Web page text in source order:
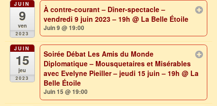
JUIN
9
ven
2023
À contre-courant – Dîner-spectacle –
vendredi 9 juin 2023 – 19h@ La Belle Étoile
Juin 9 @ 19:00
JUIN
15
jeu
2023
Soirée Débat Les Amis du Monde
Diplomatique – Mousquetaires et Misérables
avec Evelyne Pieiller – jeudi 15 juin – 19h@ La
Belle Étoile
Juin 15 @ 19:00